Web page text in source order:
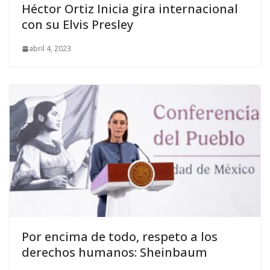
Héctor Ortiz Inicia gira internacional
con su Elvis Presley
abril 4, 2023
Por encima de todo, respeto a los
derechos humanos: Sheinbaum